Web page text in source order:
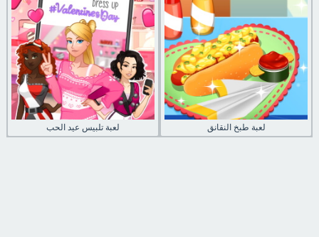
لعبة تلبيس عيد الحب لعبة طبخ النقانق